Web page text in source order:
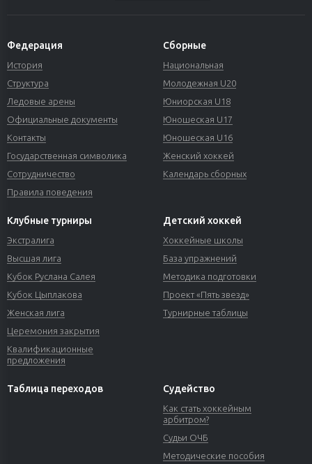
Федерация
История
Структура
Ледовые арены
Официальные документы
Контакты
Государственная символика
Сотрудничество
Правила поведения
Сборные
Национальная
Молодежная U20
Юниорская U18
Юношеская U17
Юношеская U16
Женский хоккей
Календарь сборных
Клубные турниры
Экстралига
Высшая лига
Кубок Руслана Салея
Кубок Цыплакова
Женская лига
Церемония закрытия
Квалификационные
предложения
Детский хоккей
Хоккейные школы
База упражнений
Методика подготовки
Проект «Пять звезд»
Турнирные таблицы
Таблица переходов Судейство
Как стать хоккейным
арбитром?
Судьи ОЧБ
Методические пособия